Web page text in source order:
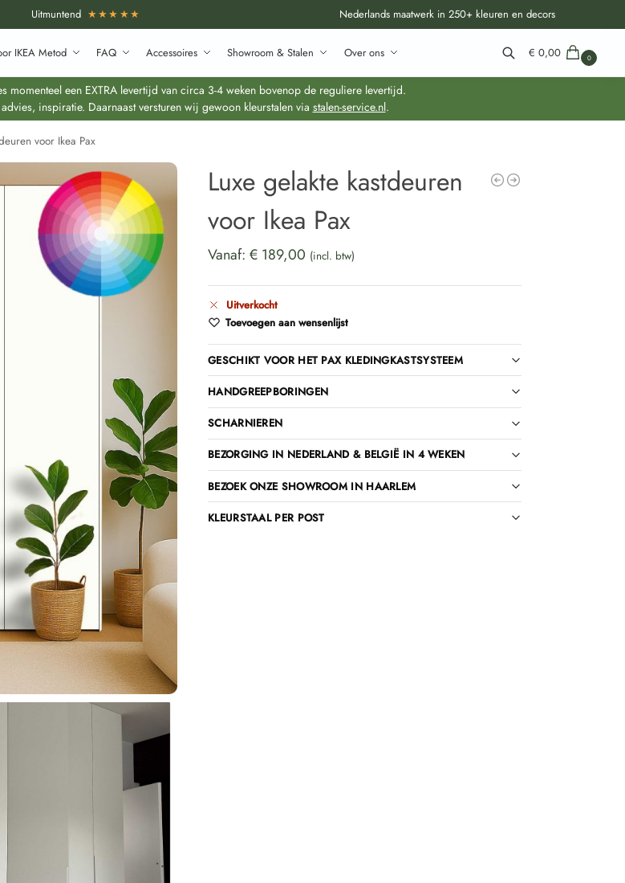
Uitmuntend ★★★★★ Nederlands maatwerk in 250+ kleuren en decors
IKEA Metod FAQ Accessoires Showroom & Stalen Over ons
Zoeken
€ 0,00 0
een EXTRA levertijd van circa 3-4 weken bovenop de reguliere levertijd.
inspiratie. Daarnaast versturen wij gewoon kleurstalen via stalen-service.nl.
voor Ikea Pax
Luxe gelakte kastdeuren
voor Ikea Pax
Vanaf:€ 189,00 (incl. btw)
Uitverkocht
Toevoegen aan wensenlijst
GESCHIKT VOOR HET PAX KLEDINGKASTSYSTEEM
HANDGREEPBORINGEN
SCHARNIEREN
BEZORGING IN NEDERLAND & BELGIË IN 4 WEKEN
BEZOEK ONZE SHOWROOM IN HAARLEM
KLEURSTAAL PER POST